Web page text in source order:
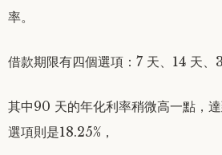
率。
借款期限有四個選項：7 天、14 天、
其中90 天的年化利率稍微高一點，
選項則是18.25%，